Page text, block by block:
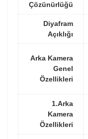
Çözünürlüğü
Diyafram
Açıklığı
Arka Kamera
Genel
Özellikleri
1.Arka
Kamera
Özellikleri